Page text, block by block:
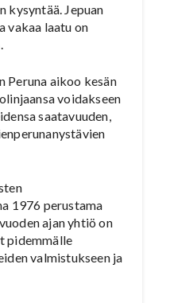
kysyntää. Jepuan
vakaa laatu on
Peruna aikoo kesän
voidakseen
saatavuuden,
1976 perustama
ajan yhtiö on
pidemmälle
valmistukseen ja